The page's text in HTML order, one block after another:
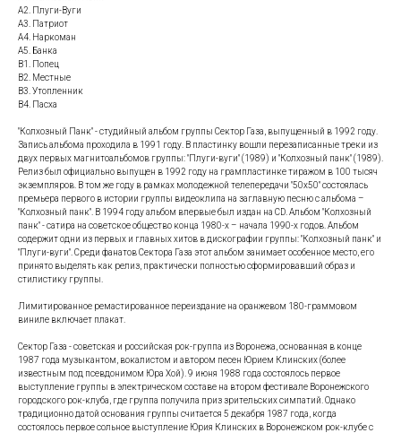
A2. Плуги-Вуги
A3. Патриот
A4. Наркоман
A5. Банка
B1. Попец
B2. Местные
B3. Утопленник
B4. Пасха
"Колхозный Панк" - студийный альбом группы Сектор Газа, выпущенный в 1992 году.
Запись альбома проходила в 1991 году. В пластинку вошли перезаписанные треки из
двух первых магнитоальбомов группы: "Плуги-вуги" (1989) и "Колхозный панк" (1989).
Релиз был официально выпущен в 1992 году на грампластинке тиражом в 100 тысяч
экземпляров. В том же году в рамках молодежной телепередачи "50х50" состоялась
премьера первого в истории группы видеоклипа на заглавную песню с альбома –
"Колхозный панк". В 1994 году альбом впервые был издан на CD. Альбом "Колхозный
панк" - сатира на советское общество конца 1980-х – начала 1990-х годов. Альбом
содержит одни из первых и главных хитов в дискографии группы: "Колхозный панк" и
"Плуги-вуги". Среди фанатов Сектора Газа этот альбом занимает особенное место, его
принято выделять как релиз, практически полностью сформировавший образ и
стилистику группы.
Лимитированное ремастированное переиздание на оранжевом 180-граммовом
виниле включает плакат.
Сектор Газа - советская и российская рок-группа из Воронежа, основанная в конце
1987 года музыкантом, вокалистом и автором песен Юрием Клинских (более
известным под псевдонимом Юра Хой). 9 июня 1988 года состоялось первое
выступление группы в электрическом составе на втором фестивале Воронежского
городского рок-клуба, где группа получила приз зрительских симпатий. Однако
традиционно датой основания группы считается 5 декабря 1987 года, когда
состоялось первое сольное выступление Юрия Клинских в Воронежском рок-клубе с